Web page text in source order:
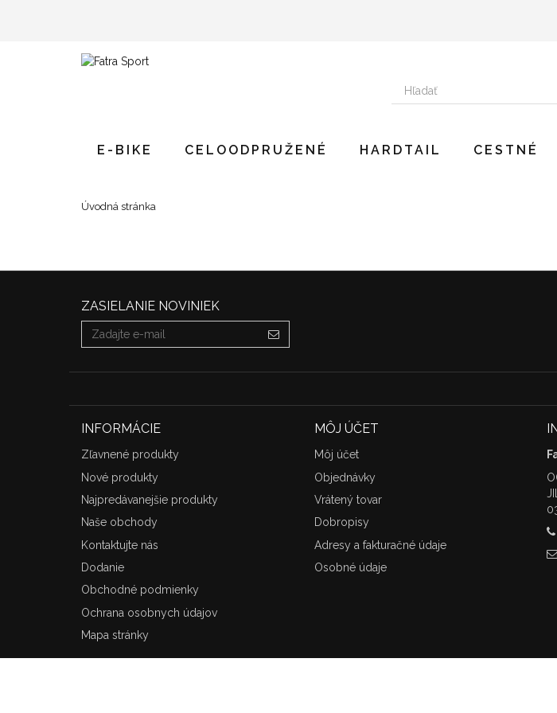
E-BIKE CELOODPRUŽENÉ HARDTAIL CESTNÉ
Úvodná stránka
ZASIELANIE NOVINIEK
INFORMÁCIE
Zľavnené produkty
Nové produkty
Najpredávanejšie produkty
Naše obchody
Kontaktujte nás
Dodanie
Obchodné podmienky
Ochrana osobnych údajov
Mapa stránky
MÔJ ÚČET
Môj účet
Objednávky
Vrátený tovar
Dobropisy
Adresy a fakturačné údaje
Osobné údaje